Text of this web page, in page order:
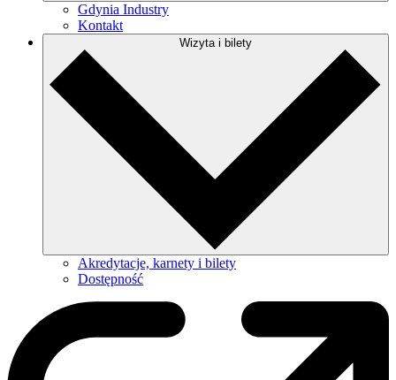
Gdynia Industry
Kontakt
Wizyta i bilety
Akredytacje, karnety i bilety
Dostępność